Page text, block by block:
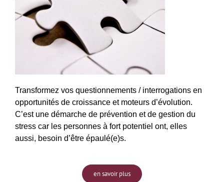
Transformez vos questionnements / interrogations en
opportunités de croissance et moteurs d’évolution.
C’est une démarche de prévention et de gestion du
stress car les personnes à fort potentiel ont, elles
aussi, besoin d’être épaulé(e)s.
en savoir plus